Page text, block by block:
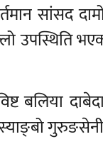
सांसद
उपस्थिति
विष्ट बलिया